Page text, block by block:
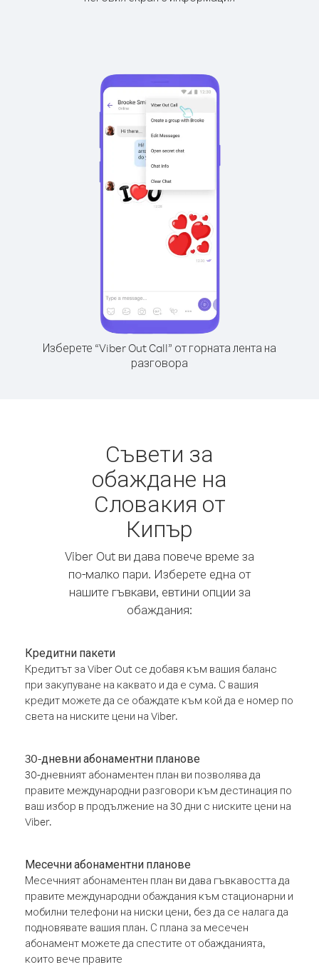
Изберете “Viber Out Call” от горната лента на
разговора
Съвети за
обаждане на
Словакия от
Кипър
Viber Out ви дава повече време за
по-малко пари. Изберете една от
нашите гъвкави, евтини опции за
обаждания:
Кредитни пакети
Кредитът за Viber Out се добавя към вашия баланс
при закупуване на каквато и да е сума. С вашия
кредит можете да се обаждате към кой да е номер по
света на ниските цени на Viber.
30-дневни абонаментни планове
30-дневният абонаментен план ви позволява да
правите международни разговори към дестинация по
ваш избор в продължение на 30 дни с ниските цени на
Viber.
Месечни абонаментни планове
Месечният абонаментен план ви дава гъвкавостта да
правите международни обаждания към стационарни и
мобилни телефони на ниски цени, без да се налага да
подновявате вашия план. С плана за месечен
абонамент можете да спестите от обажданията,
които вече правите